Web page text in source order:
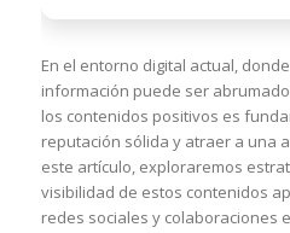
En el entorno digital actual,
información puede ser
los contenidos positivos es
reputación sólida y atraer a una
este artículo, exploraremos
visibilidad de estos contenidos
redes sociales y colaboraciones